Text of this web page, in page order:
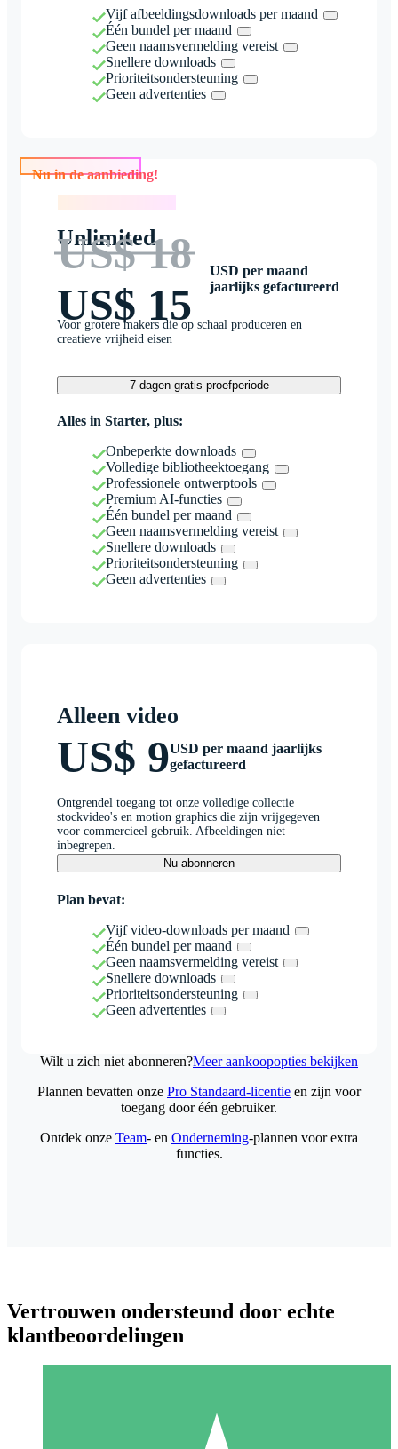
Vijf afbeeldingsdownloads per maand
Één bundel per maand
Geen naamsvermelding vereist
Snellere downloads
Prioriteitsondersteuning
Geen advertenties
Nu in de aanbieding!
Unlimited
US$ 18
US$ 15
USD per maand
jaarlijks gefactureerd
Voor grotere makers die op schaal produceren en
creatieve vrijheid eisen
7 dagen gratis proefperiode
Alles in Starter, plus:
Onbeperkte downloads
Volledige bibliotheektoegang
Professionele ontwerptools
Premium AI-functies
Één bundel per maand
Geen naamsvermelding vereist
Snellere downloads
Prioriteitsondersteuning
Geen advertenties
Alleen video
US$ 9USD per maand jaarlijks
gefactureerd
Ontgrendel toegang tot onze volledige collectie
stockvideo's en motion graphics die zijn vrijgegeven
voor commercieel gebruik. Afbeeldingen niet
inbegrepen.
Nu abonneren
Plan bevat:
Vijf video-downloads per maand
Één bundel per maand
Geen naamsvermelding vereist
Snellere downloads
Prioriteitsondersteuning
Geen advertenties
Wilt u zich niet abonneren?Meer aankoopopties bekijken
Plannen bevatten onze Pro Standaard-licentie en zijn voor
toegang door één gebruiker.
Ontdek onze Team- en Onderneming-plannen voor extra
functies.
Vertrouwen ondersteund door echte
klantbeoordelingen